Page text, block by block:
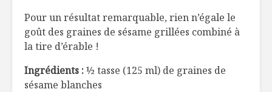
Pour un résultat remarquable, rien n’égale le
goût des graines de sésame grillées combiné à
la tire d’érable !
Ingrédients :½ tasse (125 ml) de graines de
sésame blanches